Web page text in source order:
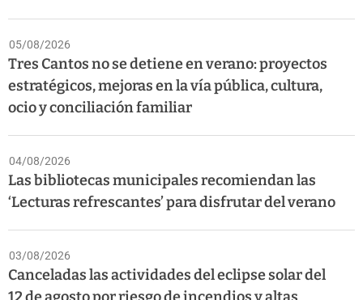
05/08/2026
Tres Cantos no se detiene en verano: proyectos
estratégicos, mejoras en la vía pública, cultura,
ocio y conciliación familiar
04/08/2026
Las bibliotecas municipales recomiendan las
‘Lecturas refrescantes’ para disfrutar del verano
03/08/2026
Canceladas las actividades del eclipse solar del